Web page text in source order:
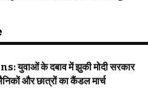
के दबाव में झुकी मोदी सरकार
और छात्रों का कैंडल मार्च